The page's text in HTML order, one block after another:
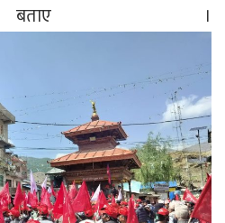
।